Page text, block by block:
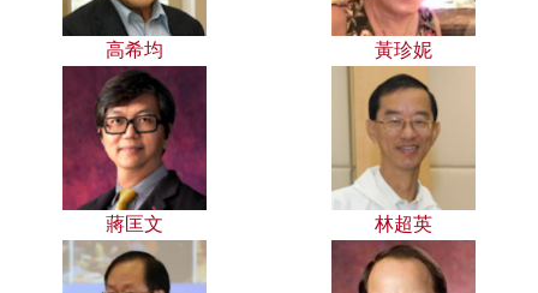
高希均 黃珍妮
蔣匡文 林超英